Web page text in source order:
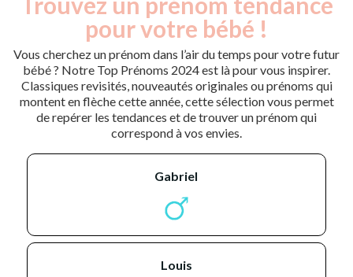
pour votre bébé !
Vous cherchez un prénom dans l’air du temps pour votre futur
bébé ? Notre Top Prénoms 2024 est là pour vous inspirer.
Classiques revisités, nouveautés originales ou prénoms qui
montent en flèche cette année, cette sélection vous permet
de repérer les tendances et de trouver un prénom qui
correspond à vos envies.
gabriel
louis